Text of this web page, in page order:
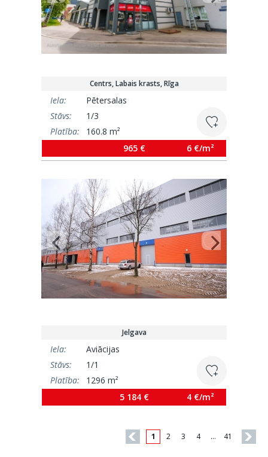
Centrs, Labais krasts, Rīga
Iela:
Pētersalas
Stāvs:
1/3
Platība:
160.8 m²
965 €
6 €/m²
Jelgava
Iela:
Aviācijas
Stāvs:
1/1
Platība:
1296 m²
5 184 €
4 €/m²
1 2 3 4 … 41